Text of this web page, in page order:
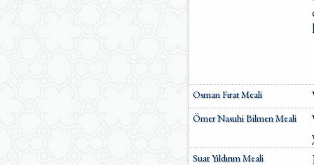
Osman Fırat Meali
Ömer Nasuhi Bilmen Meali
Suat Yıldırım Meali